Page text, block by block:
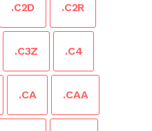
.C2D .C2R
.C3Z .C4
.CA .CAA